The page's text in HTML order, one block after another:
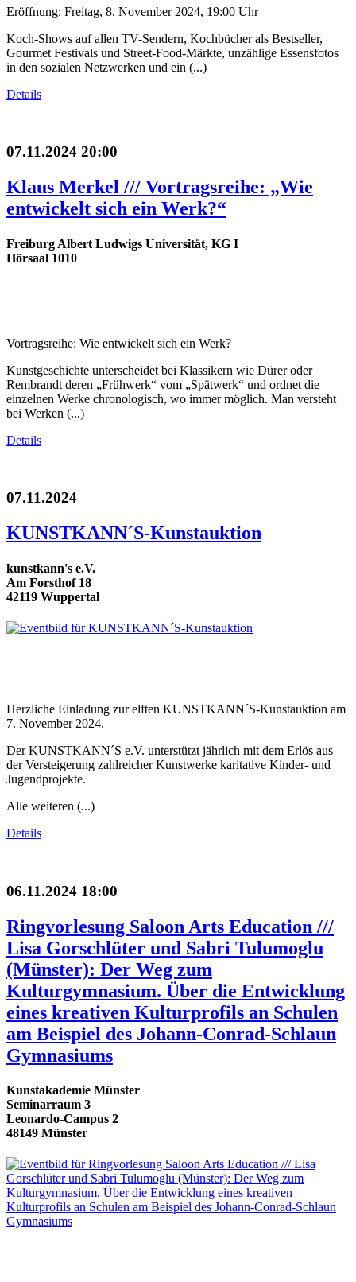
Eröffnung: Freitag, 8. November 2024, 19:00 Uhr
Koch-Shows auf allen TV-Sendern, Kochbücher als Bestseller,
Gourmet Festivals und Street-Food-Märkte, unzählige Essensfotos
in den sozialen Netzwerken und ein (...)
Details
07.11.2024 20:00
Klaus Merkel /// Vortragsreihe: „Wie
entwickelt sich ein Werk?“
Freiburg Albert Ludwigs Universität, KG I
Hörsaal 1010
Vortragsreihe: Wie entwickelt sich ein Werk?
Kunstgeschichte unterscheidet bei Klassikern wie Dürer oder
Rembrandt deren „Frühwerk“ vom „Spätwerk“ und ordnet die
einzelnen Werke chronologisch, wo immer möglich. Man versteht
bei Werken (...)
Details
07.11.2024
KUNSTKANN´S-Kunstauktion
kunstkann's e.V.
Am Forsthof 18
42119 Wuppertal
Herzliche Einladung zur elften KUNSTKANN´S-Kunstauktion am
7. November 2024.
Der KUNSTKANN´S e.V. unterstützt jährlich mit dem Erlös aus
der Versteigerung zahlreicher Kunstwerke karitative Kinder- und
Jugendprojekte.
Alle weiteren (...)
Details
06.11.2024 18:00
Ringvorlesung Saloon Arts Education ///
Lisa Gorschlüter und Sabri Tulumoglu
(Münster): Der Weg zum
Kulturgymnasium. Über die Entwicklung
eines kreativen Kulturprofils an Schulen
am Beispiel des Johann-Conrad-Schlaun
Gymnasiums
Kunstakademie Münster
Seminarraum 3
Leonardo-Campus 2
48149 Münster